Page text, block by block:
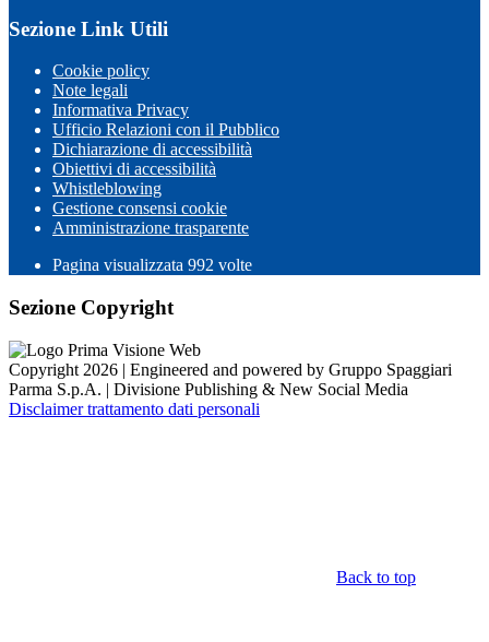
Sezione Link Utili
Cookie policy
Note legali
Informativa Privacy
Ufficio Relazioni con il Pubblico
Dichiarazione di accessibilità
Obiettivi di accessibilità
Whistleblowing
Gestione consensi cookie
Amministrazione trasparente
Pagina visualizzata 992 volte
Sezione Copyright
Copyright 2026 | Engineered and powered by Gruppo Spaggiari
Parma S.p.A. | Divisione Publishing & New Social Media
Disclaimer trattamento dati personali
Back to top